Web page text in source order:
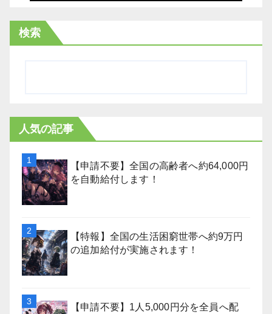
検索
人気の記事
【申請不要】全国の高齢者へ約64,000円
を自動給付します！
【特報】全国の生活困窮世帯へ約9万円
の追加給付が実施されます！
【申請不要】1人5,000円分を全員へ配